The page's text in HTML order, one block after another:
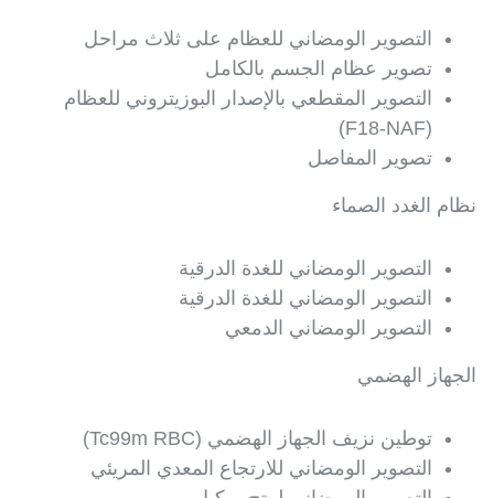
التصوير الومضاني للعظام على ثلاث مراحل
تصوير عظام الجسم بالكامل
التصوير المقطعي بالإصدار البوزيتروني للعظام
(F18-NAF)
تصوير المفاصل
نظام الغدد الصماء
التصوير الومضاني للغدة الدرقية
التصوير الومضاني للغدة الدرقية
التصوير الومضاني الدمعي
الجهاز الهضمي
توطين نزيف الجهاز الهضمي (Tc99m RBC)
التصوير الومضاني للارتجاع المعدي المريئي